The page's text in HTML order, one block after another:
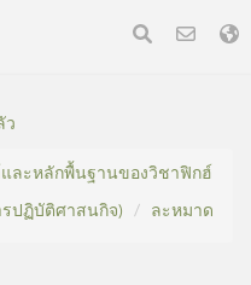
ละหลักพื้นฐานของวิชาฟิกฮ์
ปฏิบัติศาสนกิจ)
ละหมาด